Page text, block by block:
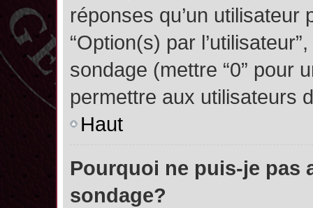
réponses qu’un
“Option(s) par
sondage (mettre “0” pour
permettre aux utilisateurs
Haut
Pourquoi ne puis-je pas
sondage?